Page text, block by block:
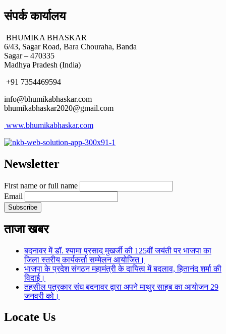
संपर्क कार्यालय
BHUMIKA BHASKAR
6/43, Sagar Road, Bara Chouraha, Banda
Sagar – 470335
Madhya Pradesh (India)
+91 7354469594
info@bhumikabhaskar.com
bhumikabhaskar2020@gmail.com
www.bhumikabhaskar.com
Newsletter
First name or full name
Email
ताजा खबर
बदनावर में डॉ. श्यामा प्रसाद मुखर्जी की 125वीं जयंती पर भाजपा का
जिला स्तरीय कार्यकर्ता सम्मेलन आयोजित।
भाजपा के प्रदेश संगठन महामंत्री के दायित्व में बदलाव, हितानंद शर्मा की
विदाई।
तहसील पत्रकार संघ बदनावर द्वारा अपने माथुर साहब का आयोजन 29
जनवरी को।
Locate Us